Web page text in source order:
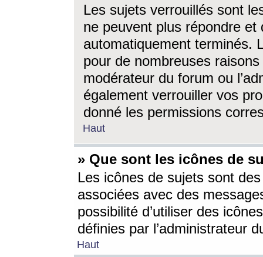
Les sujets verrouillés sont
ne peuvent plus répondre
automatiquement terminés.
pour de nombreuses
modérateur du forum ou
également verrouiller vos
donné les permissions
Haut
» Que sont les icônes de
Les icônes de sujets sont
associées avec des
possibilité d’utiliser des
définies par l’administrateur
Haut